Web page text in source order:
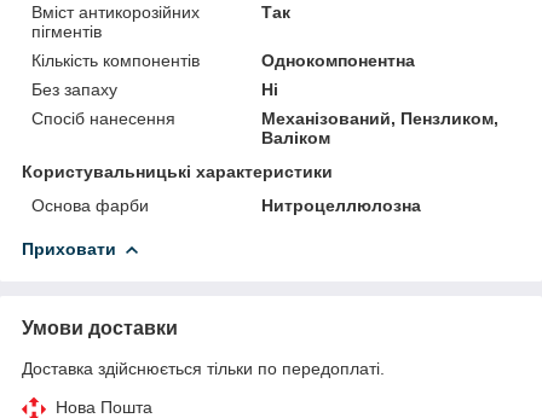
Вміст антикорозійних
пігментів
Так
Кількість компонентів
Однокомпонентна
Без запаху
Ні
Спосіб нанесення
Механізований, Пензликом,
Валіком
Користувальницькі характеристики
Основа фарби
Нитроцеллюлозна
Приховати
Умови доставки
Доставка здійснюється тільки по передоплаті.
Нова Пошта